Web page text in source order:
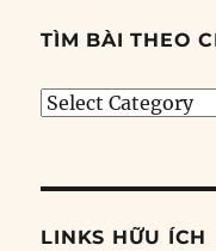
TÌM BÀI THEO
Tìm
đề
LINKS HỮU ÍCH